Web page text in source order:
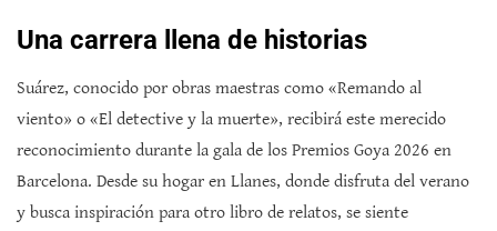
Una carrera llena de historias
Suárez, conocido por obras maestras como «Remando al
viento» o «El detective y la muerte», recibirá este merecido
reconocimiento durante la gala de los Premios Goya 2026 en
Barcelona. Desde su hogar en Llanes, donde disfruta del verano
y busca inspiración para otro libro de relatos, se siente